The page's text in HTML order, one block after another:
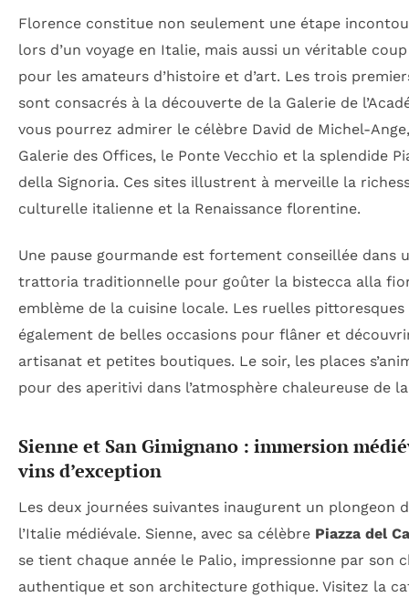
Florence constitue non seulement une étape
lors d’un voyage en Italie, mais aussi un véritable
pour les amateurs d’histoire et d’art. Les trois
sont consacrés à la découverte de la Galerie de
vous pourrez admirer le célèbre David de Michel-
Galerie des Offices, le Ponte Vecchio et la splendide
della Signoria. Ces sites illustrent à merveille la
culturelle italienne et la Renaissance florentine.
Une pause gourmande est fortement conseillée dans
trattoria traditionnelle pour goûter la bistecca alla
emblème de la cuisine locale. Les ruelles
également de belles occasions pour flâner et
artisanat et petites boutiques. Le soir, les places
pour des aperitivi dans l’atmosphère chaleureuse de
Sienne et San Gimignano : immersion
vins d’exception
Les deux journées suivantes inaugurent un plongeon
l’Italie médiévale. Sienne, avec sa célèbre Piazza del
se tient chaque année le Palio, impressionne par son
authentique et son architecture gothique. Visitez la